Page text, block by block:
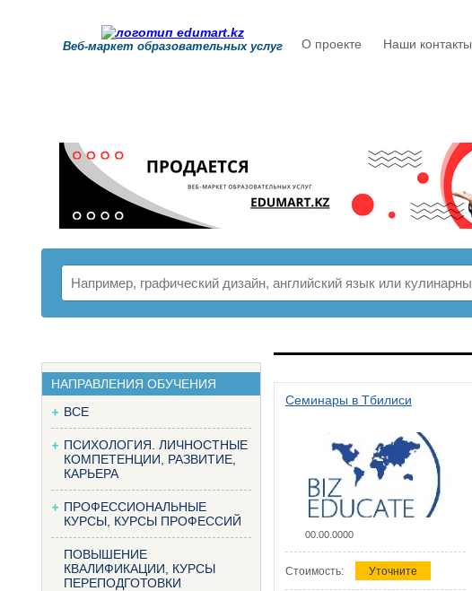
Веб-маркет образовательных услуг О проекте Наши контакты
НАПРАВЛЕНИЯ ОБУЧЕНИЯ
ВСЕ
ПСИХОЛОГИЯ. ЛИЧНОСТНЫЕ
КОМПЕТЕНЦИИ, РАЗВИТИЕ,
КАРЬЕРА
ПРОФЕССИОНАЛЬНЫЕ
КУРСЫ, КУРСЫ ПРОФЕССИЙ
ПОВЫШЕНИЕ
КВАЛИФИКАЦИИ, КУРСЫ
ПЕРЕПОДГОТОВКИ
Семинары в Тбилиси
00.00.0000
Стоимость: Уточните